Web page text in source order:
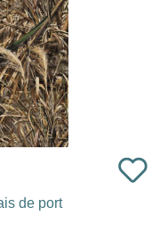
de port